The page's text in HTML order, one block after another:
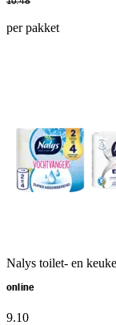
per pakket
Nalys toilet- en
online
9.10